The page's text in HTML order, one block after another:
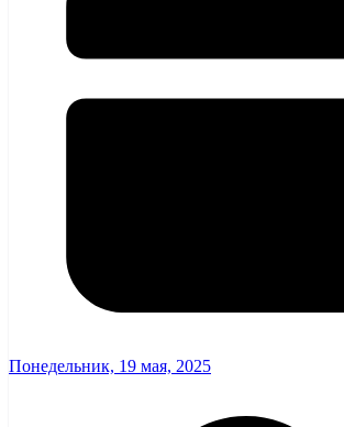
Понедельник, 19 мая, 2025